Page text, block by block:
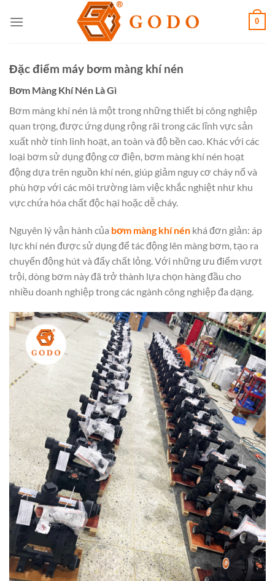
0
Đặc điểm máy bơm màng khí nén
Bơm Màng Khí Nén Là Gì
Bơm màng khí nén là một trong những thiết bị công nghiệp
quan trọng, được ứng dụng rộng rãi trong các lĩnh vực sản
xuất nhờ tính linh hoạt, an toàn và độ bền cao. Khác với các
loại bơm sử dụng động cơ điện, bơm màng khí nén hoạt
động dựa trên nguồn khí nén, giúp giảm nguy cơ cháy nổ và
phù hợp với các môi trường làm việc khắc nghiệt như khu
vực chứa hóa chất độc hại hoặc dễ cháy.
Nguyên lý vận hành của bơm màng khí nén khá đơn giản: áp
lực khí nén được sử dụng để tác động lên màng bơm, tạo ra
chuyển động hút và đẩy chất lỏng. Với những ưu điểm vượt
trội, dòng bơm này đã trở thành lựa chọn hàng đầu cho
nhiều doanh nghiệp trong các ngành công nghiệp đa dạng.